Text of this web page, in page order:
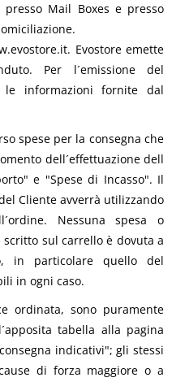
Mail Boxes e presso
Evostore emette
Per l´emissione del
le informazioni fornite dal
spese per la consegna che
dell´effettuazione dell
e "Spese di Incasso". Il
Cliente avverrà utilizzando
Nessuna spesa o
sul carrello è dovuta a
in particolare quello del
in ogni caso.
ordinata, sono puramente
tabella alla pagina
indicativi"; gli stessi
di forza maggiore o a